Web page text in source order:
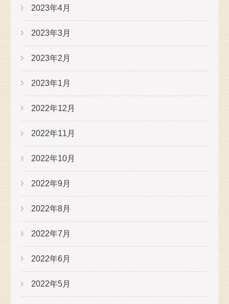
2023年4月
2023年3月
2023年2月
2023年1月
2022年12月
2022年11月
2022年10月
2022年9月
2022年8月
2022年7月
2022年6月
2022年5月